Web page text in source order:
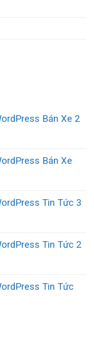
Bán Xe 2
Bán Xe
Tin Tức 3
Tin Tức 2
Tin Tức